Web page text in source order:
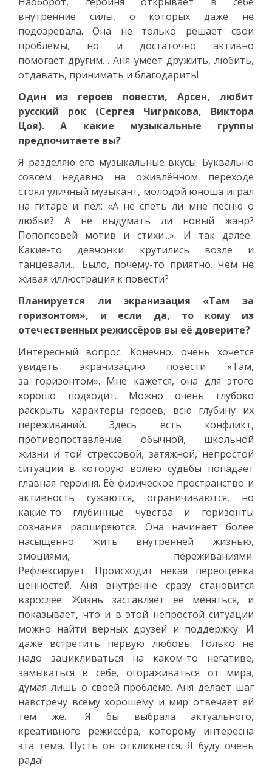
внутренние силы, о которых даже не
подозревала. Она не только решает свои
проблемы, но и достаточно активно
помогает другим… Аня умеет дружить, любить,
отдавать, принимать и благодарить!
Один из героев повести, Арсен, любит
русский рок (Сергея Чигракова, Виктора
Цоя). А какие музыкальные группы
предпочитаете вы?
Я разделяю его музыкальные вкусы. Буквально
совсем недавно на оживлённом переходе
стоял уличный музыкант, молодой юноша играл
на гитаре и пел: «А не спеть ли мне песню о
любви? А не выдумать ли новый жанр?
Попопсовей мотив и стихи...». И так далее..
Какие-то девчонки крутились возле и
танцевали… Было, почему-то приятно. Чем не
живая иллюстрация к повести?
Планируется ли экранизация «Там за
горизонтом», и если да, то кому из
отечественных режиссёров вы её доверите?
Интересный вопрос. Конечно, очень хочется
увидеть экранизацию повести «Там,
за горизонтом». Мне кажется, она для этого
хорошо подходит. Можно очень глубоко
раскрыть характеры героев, всю глубину их
переживаний. Здесь есть конфликт,
противопоставление обычной, школьной
жизни и той стрессовой, затяжной, непростой
ситуации в которую волею судьбы попадает
главная героиня. Её физическое пространство и
активность сужаются, ограничиваются, но
какие-то глубинные чувства и горизонты
сознания расширяются. Она начинает более
насыщенно жить внутренней жизнью,
эмоциями, переживаниями.
Рефлексирует. Происходит некая переоценка
ценностей. Аня внутренне сразу становится
взрослее. Жизнь заставляет её меняться, и
показывает, что и в этой непростой ситуации
можно найти верных друзей и поддержку. И
даже встретить первую любовь. Только не
надо зацикливаться на каком-то негативе,
замыкаться в себе, огораживаться от мира,
думая лишь о своей проблеме. Аня делает шаг
навстречу всему хорошему и мир отвечает ей
тем же... Я бы выбрала актуального,
креативного режиссёра, которому интересна
эта тема. Пусть он откликнется. Я буду очень
рада!